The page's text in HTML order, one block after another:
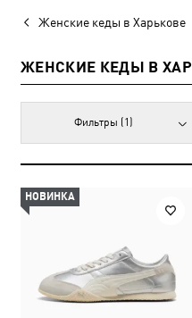
Женские кеды в Харькове
ЖЕНСКИЕ КЕДЫ В
Фильтры (1)
НОВИНКА